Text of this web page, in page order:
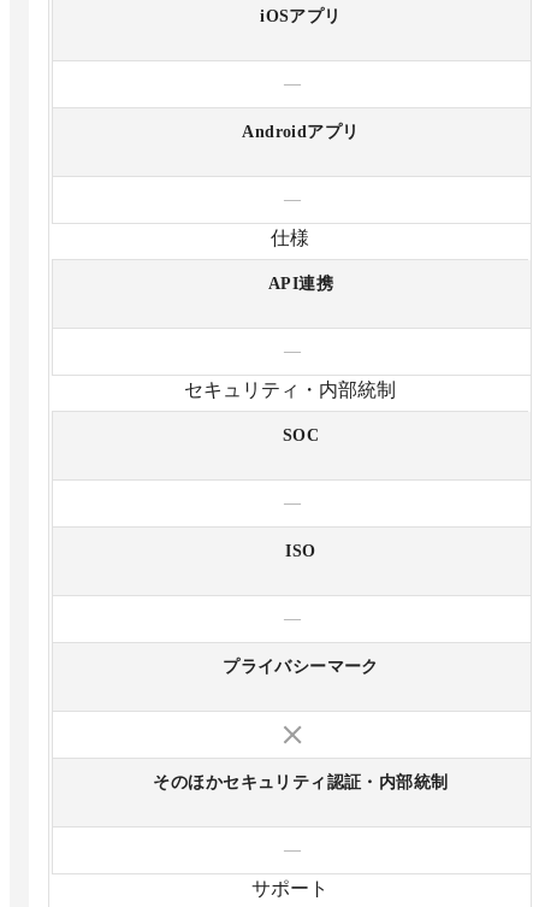
iOSアプリ
—
Androidアプリ
—
仕様
API連携
—
セキュリティ・内部統制
SOC
—
ISO
—
プライバシーマーク
そのほかセキュリティ認証・内部統制
—
サポート